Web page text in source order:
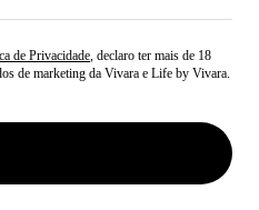
de Privacidade, declaro ter mais de 18
de marketing da Vivara e Life by Vivara.